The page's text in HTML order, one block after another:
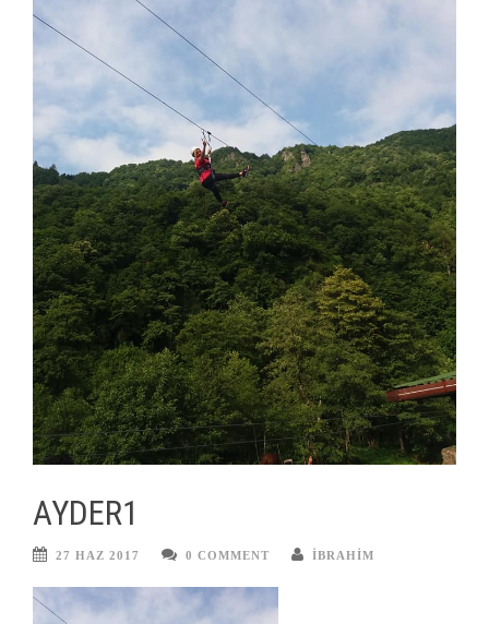
AYDER1
27 HAZ 2017 0 COMMENT IBRAHIM